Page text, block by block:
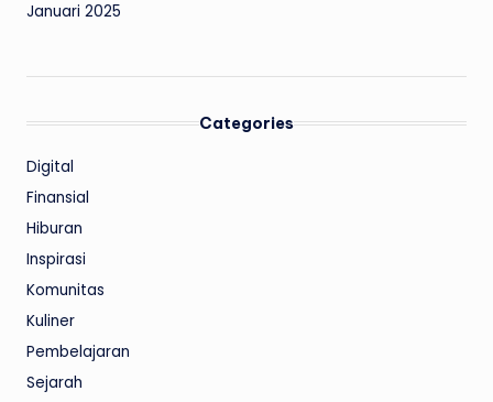
Januari 2025
Categories
Digital
Finansial
Hiburan
Inspirasi
Komunitas
Kuliner
Pembelajaran
Sejarah